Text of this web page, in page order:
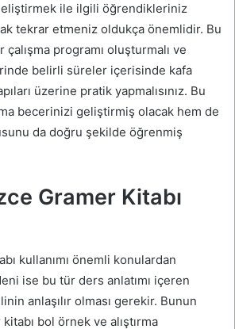
ile ilgili öğrendikleriniz
tekrar etmeniz oldukça önemlidir. Bu
programı oluşturmalı ve
belirli süreler içerisinde kafa
üzerine pratik yapmalısınız. Bu
becerinizi geliştirmiş olacak hem de
da doğru şekilde öğrenmiş
Gramer Kitabı
kullanımı önemli konulardan
ise bu tür ders anlatımı içeren
anlaşılır olması gerekir. Bunun
bol örnek ve alıştırma